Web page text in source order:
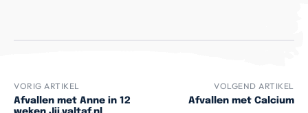
VORIG ARTIKEL
Afvallen met Anne in 12
VOLGEND ARTIKEL
Afvallen met Calcium